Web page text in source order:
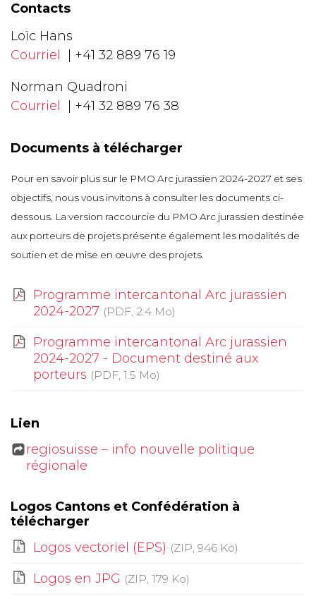
Contacts
Loïc Hans
Courriel
| +41 32 889 76 19
Norman Quadroni
Courriel
| +41 32 889 76 38
Documents à télécharger
Pour en savoir plus sur le PMO Arc jurassien 2024-2027 et ses
objectifs, nous vous invitons à consulter les documents ci-
dessous. La version raccourcie du PMO Arc jurassien destinée
aux porteurs de projets présente également les modalités de
soutien et de mise en œuvre des projets.
Programme intercantonal Arc jurassien
2024-2027 (PDF, 2.4 Mo)
Programme intercantonal Arc jurassien
2024-2027 - Document destiné aux
porteurs (PDF, 1.5 Mo)
Lien
regiosuisse – info nouvelle politique
régionale
Logos Cantons et Confédération à
télécharger
Logos vectoriel (EPS) (ZIP, 946 Ko)
Logos en JPG (ZIP, 179 Ko)